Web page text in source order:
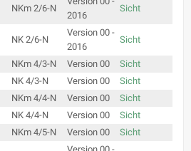
NKm 2/6-N
2016
Sicht
NK 2/6-N
Version 00 -
2016
Sicht
NKm 4/3-N Version 00
Sicht
NK 4/3-N Version 00
Sicht
NKm 4/4-N Version 00
Sicht
NK 4/4-N Version 00
Sicht
NKm 4/5-N Version 00 Sicht